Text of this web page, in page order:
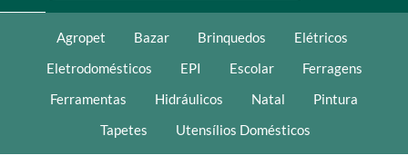
Agropet Bazar Brinquedos
Elétricos
Eletrodomésticos
EPI Escolar
Ferragens
Ferramentas
Hidráulicos Natal
Pintura
Tapetes
Utensílios Domésticos